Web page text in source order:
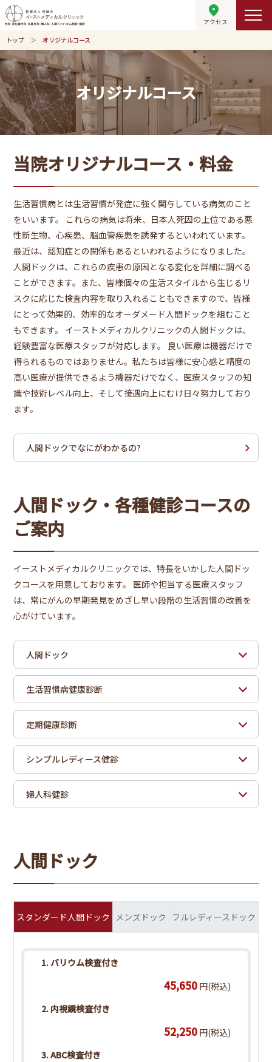
fmd_good
アクセス
トップ オリジナルコース
オリジナルコース
当院オリジナルコース・料金
生活習慣病とは生活習慣が発症に強く関与している病気のこと
をいいます。 これらの病気は将来、日本人死因の上位である悪
性新生物、心疾患、脳血管疾患を誘発するといわれています。
最近は、認知症との関係もあるといわれるようになりました。
人間ドックは、これらの疾患の原因となる変化を詳細に調べる
ことができます。また、皆様個々の生活スタイルから生じるリ
スクに応じた検査内容を取り入れることもできますので、皆様
にとって効果的、効率的なオーダメード人間ドックを組むこと
もできます。 イーストメディカルクリニックの人間ドックは、
経験豊富な医療スタッフが対応します。 良い医療は機器だけで
得られるものではありません。私たちは皆様に安心感と精度の
高い医療が提供できるよう機器だけでなく、医療スタッフの知
識や技術レベル向上、そして接遇向上にむけ日々努力しており
ます。
人間ドックでなにがわかるの?
人間ドック・各種健診コースの
ご案内
イーストメディカルクリニックでは、特長をいかした人間ドッ
クコースを用意しております。 医師や担当する医療スタッフ
は、常にがんの早期発見をめざし早い段階の生活習慣の改善を
心がけています。
人間ドック
生活習慣病健康診断
定期健康診断
シンプルレディース健診
婦人科健診
人間ドック
スタンダード人間ドック メンズドック フルレディースドック
1. バリウム検査付き
45,650円(税込)
2. 内視鏡検査付き
52,250円(税込)
3. ABC検査付き